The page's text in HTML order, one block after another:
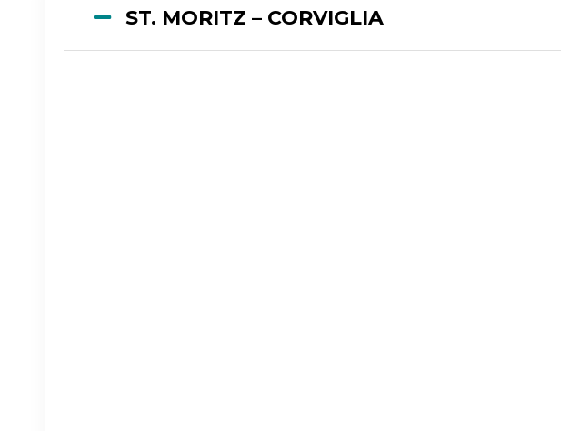
ST. MORITZ – CORVIGLIA